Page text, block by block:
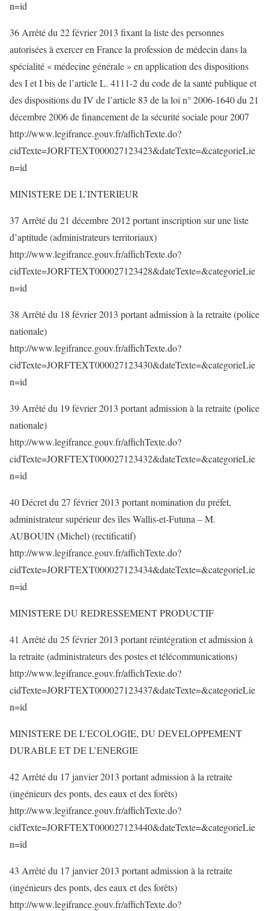
n=id
36 Arrêté du 22 février 2013 fixant la liste des personnes
autorisées à exercer en France la profession de médecin dans la
spécialité « médecine générale » en application des dispositions
des I et I bis de l’article L. 4111-2 du code de la santé publique et
des dispositions du IV de l’article 83 de la loi n° 2006-1640 du 21
décembre 2006 de financement de la sécurité sociale pour 2007
http://www.legifrance.gouv.fr/affichTexte.do?
cidTexte=JORFTEXT000027123423&dateTexte=&categorieLie
n=id
MINISTERE DE L’INTERIEUR
37 Arrêté du 21 décembre 2012 portant inscription sur une liste
d’aptitude (administrateurs territoriaux)
http://www.legifrance.gouv.fr/affichTexte.do?
cidTexte=JORFTEXT000027123428&dateTexte=&categorieLie
n=id
38 Arrêté du 18 février 2013 portant admission à la retraite (police
nationale)
http://www.legifrance.gouv.fr/affichTexte.do?
cidTexte=JORFTEXT000027123430&dateTexte=&categorieLie
n=id
39 Arrêté du 19 février 2013 portant admission à la retraite (police
nationale)
http://www.legifrance.gouv.fr/affichTexte.do?
cidTexte=JORFTEXT000027123432&dateTexte=&categorieLie
n=id
40 Décret du 27 février 2013 portant nomination du préfet,
administrateur supérieur des îles Wallis-et-Futuna – M.
AUBOUIN (Michel) (rectificatif)
http://www.legifrance.gouv.fr/affichTexte.do?
cidTexte=JORFTEXT000027123434&dateTexte=&categorieLie
n=id
MINISTERE DU REDRESSEMENT PRODUCTIF
41 Arrêté du 25 février 2013 portant réintégration et admission à
la retraite (administrateurs des postes et télécommunications)
http://www.legifrance.gouv.fr/affichTexte.do?
cidTexte=JORFTEXT000027123437&dateTexte=&categorieLie
n=id
MINISTERE DE L’ECOLOGIE, DU DEVELOPPEMENT
DURABLE ET DE L’ENERGIE
42 Arrêté du 17 janvier 2013 portant admission à la retraite
(ingénieurs des ponts, des eaux et des forêts)
http://www.legifrance.gouv.fr/affichTexte.do?
cidTexte=JORFTEXT000027123440&dateTexte=&categorieLie
n=id
43 Arrêté du 17 janvier 2013 portant admission à la retraite
(ingénieurs des ponts, des eaux et des forêts)
http://www.legifrance.gouv.fr/affichTexte.do?